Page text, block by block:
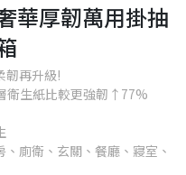
華厚韌萬用掛抽
韌再升級!
衛生紙比較更強韌↑77%
廁衛、玄關、餐廳、寢室、